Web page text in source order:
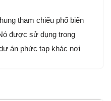
tham chiếu phổ biến
được sử dụng trong
án phức tạp khác nơi